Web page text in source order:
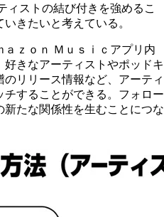
ィストの結び付きを強めるこ
きたいと考えている。
ｚｏｎ Ｍｕｓｉｃアプリ内
きなアーティストやポッドキ
リリース情報など、アーティ
することができる。フォロー
たな関係性を生むことにつな